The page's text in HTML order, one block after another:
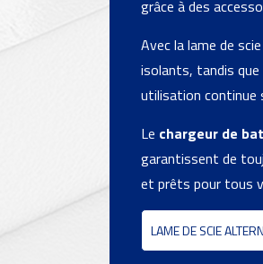
grâce à des
Avec la lame de
isolants, tandis
utilisation continue
Le chargeur de
garantissent de
et prêts pour tous
LAME DE SCIE